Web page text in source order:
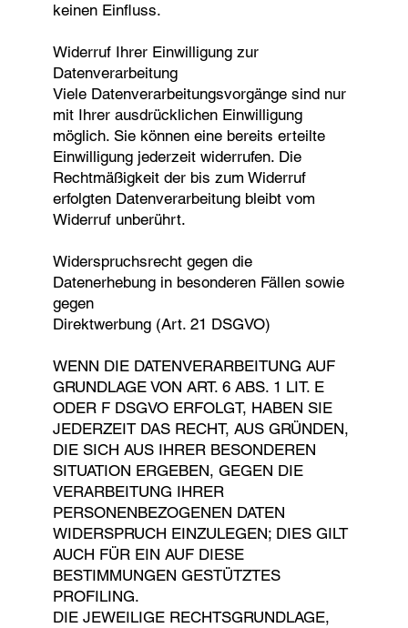
keinen Einfluss.
Widerruf Ihrer Einwilligung zur
Datenverarbeitung
Viele Datenverarbeitungsvorgänge sind nur
mit Ihrer ausdrücklichen Einwilligung
möglich. Sie können eine bereits erteilte
Einwilligung jederzeit widerrufen. Die
Rechtmäßigkeit der bis zum Widerruf
erfolgten Datenverarbeitung bleibt vom
Widerruf unberührt.
Widerspruchsrecht gegen die
Datenerhebung in besonderen Fällen sowie
gegen
Direktwerbung (Art. 21 DSGVO)
WENN DIE DATENVERARBEITUNG AUF
GRUNDLAGE VON ART. 6 ABS. 1 LIT. E
ODER F DSGVO ERFOLGT, HABEN SIE
JEDERZEIT DAS RECHT, AUS GRÜNDEN,
DIE SICH AUS IHRER BESONDEREN
SITUATION ERGEBEN, GEGEN DIE
VERARBEITUNG IHRER
PERSONENBEZOGENEN DATEN
WIDERSPRUCH EINZULEGEN; DIES GILT
AUCH FÜR EIN AUF DIESE
BESTIMMUNGEN GESTÜTZTES
PROFILING.
DIE JEWEILIGE RECHTSGRUNDLAGE,